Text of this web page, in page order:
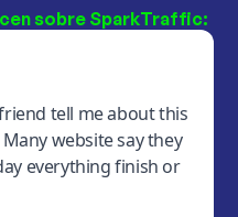
sobre SparkTraffic: